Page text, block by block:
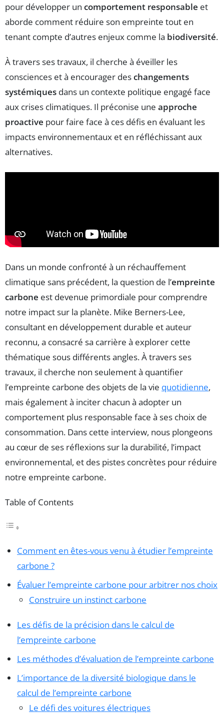
pour développer un comportement responsable et
aborde comment réduire son empreinte tout en
tenant compte d’autres enjeux comme la biodiversité.
À travers ses travaux, il cherche à éveiller les
consciences et à encourager deschangements
systémiques dans un contexte politique engagé face
aux crises climatiques. Il préconise une approche
proactive pour faire face à ces défis en évaluant les
impacts environnementaux et en réfléchissant aux
alternatives.
Dans un monde confronté à un réchauffement
climatique sans précédent, la question de l’empreinte
carbone est devenue primordiale pour comprendre
notre impact sur la planète. Mike Berners-Lee,
consultant en développement durable et auteur
reconnu, a consacré sa carrière à explorer cette
thématique sous différents angles. À travers ses
travaux, il cherche non seulement à quantifier
l’empreinte carbone des objets de la vie quotidienne,
mais également à inciter chacun à adopter un
comportement plus responsable face à ses choix de
consommation. Dans cette interview, nous plongeons
au cœur de ses réflexions sur la durabilité, l’impact
environnemental, et des pistes concrètes pour réduire
notre empreinte carbone.
Table of Contents
Comment en êtes-vous venu à étudier l’empreinte
carbone ?
Évaluer l’empreinte carbone pour arbitrer nos choix
Construire un instinct carbone
Les défis de la précision dans le calcul de
l’empreinte carbone
Les méthodes d’évaluation de l’empreinte carbone
L’importance de la diversité biologique dans le
calcul de l’empreinte carbone
Le défi des voitures électriques